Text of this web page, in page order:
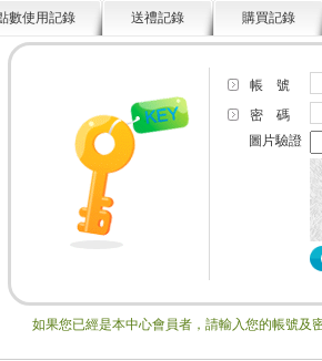
數使用記錄 送禮記錄 購買記錄
帳 號
密 碼
圖片驗證
如果您已經是本中心會員者，請輸入您的帳號及